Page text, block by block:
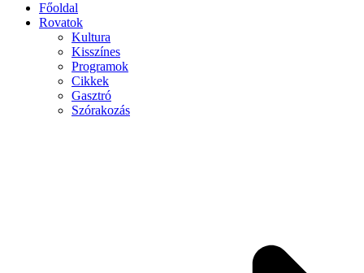
Főoldal
Rovatok
Kultura
Kisszínes
Programok
Cikkek
Gasztró
Szórakozás